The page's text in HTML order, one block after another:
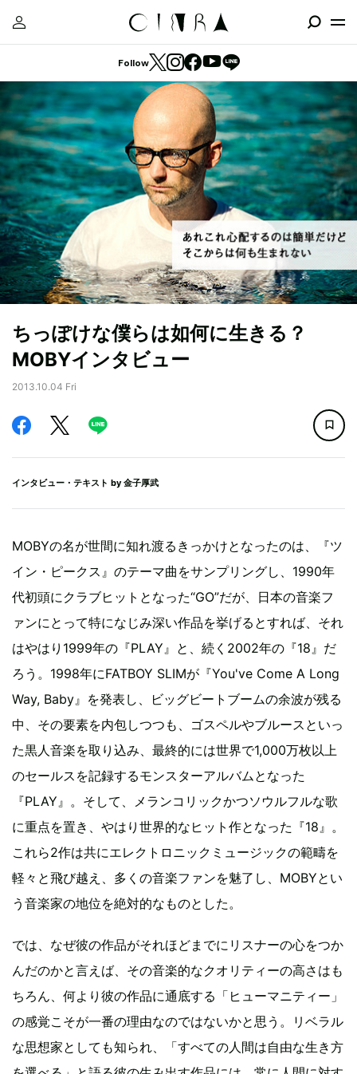
Follow
ちっぽけな僕らは如何に生きる？
MOBYインタビュー
2013.10.04 Fri
インタビュー・テキスト by 金子厚武
MOBYの名が世間に知れ渡るきっかけとなったのは、『ツ
イン・ピークス』のテーマ曲をサンプリングし、1990年
代初頭にクラブヒットとなった“GO”だが、日本の音楽フ
ァンにとって特になじみ深い作品を挙げるとすれば、それ
はやはり1999年の『PLAY』と、続く2002年の『18』だ
ろう。1998年にFATBOY SLIMが『You've Come A Long
Way, Baby』を発表し、ビッグビートブームの余波が残る
中、その要素を内包しつつも、ゴスペルやブルースといっ
た黒人音楽を取り込み、最終的には世界で1,000万枚以上
のセールスを記録するモンスターアルバムとなった
『PLAY』。そして、メランコリックかつソウルフルな歌
に重点を置き、やはり世界的なヒット作となった『18』。
これら2作は共にエレクトロニックミュージックの範疇を
軽々と飛び越え、多くの音楽ファンを魅了し、MOBYとい
う音楽家の地位を絶対的なものとした。
では、なぜ彼の作品がそれほどまでにリスナーの心をつか
んだのかと言えば、その音楽的なクオリティーの高さはも
ちろん、何より彼の作品に通底する「ヒューマニティー」
の感覚こそが一番の理由なのではないかと思う。リベラル
な思想家としても知られ、「すべての人間は自由な生き方